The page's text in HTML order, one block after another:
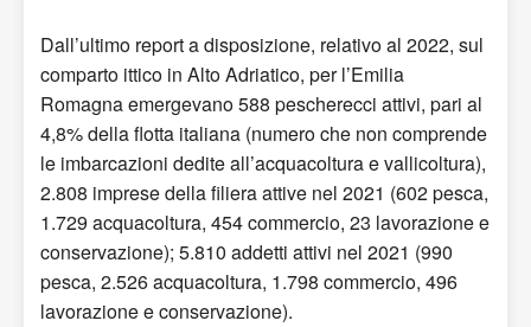
Dall’ultimo report a disposizione, relativo al 2022, sul
comparto ittico in Alto Adriatico, per l’Emilia
Romagna emergevano 588 pescherecci attivi, pari al
4,8% della flotta italiana (numero che non comprende
le imbarcazioni dedite all’acquacoltura e vallicoltura),
2.808 imprese della filiera attive nel 2021 (602 pesca,
1.729 acquacoltura, 454 commercio, 23 lavorazione e
conservazione); 5.810 addetti attivi nel 2021 (990
pesca, 2.526 acquacoltura, 1.798 commercio, 496
lavorazione e conservazione).